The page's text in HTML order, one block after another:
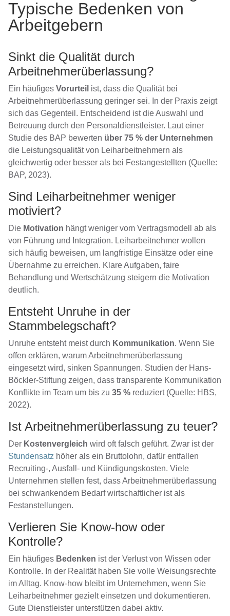
Typische Bedenken von
Arbeitgebern
Sinkt die Qualität durch
Arbeitnehmerüberlassung?
Ein häufiges Vorurteil ist, dass die Qualität bei
Arbeitnehmerüberlassung geringer sei. In der Praxis zeigt
sich das Gegenteil. Entscheidend ist die Auswahl und
Betreuung durch den Personaldienstleister. Laut einer
Studie des BAP bewerten über 75 % der Unternehmen
die Leistungsqualität von Leiharbeitnehmern als
gleichwertig oder besser als bei Festangestellten (Quelle:
BAP, 2023).
Sind Leiharbeitnehmer weniger
motiviert?
Die Motivation hängt weniger vom Vertragsmodell ab als
von Führung und Integration. Leiharbeitnehmer wollen
sich häufig beweisen, um langfristige Einsätze oder eine
Übernahme zu erreichen. Klare Aufgaben, faire
Behandlung und Wertschätzung steigern die Motivation
deutlich.
Entsteht Unruhe in der
Stammbelegschaft?
Unruhe entsteht meist durch Kommunikation. Wenn Sie
offen erklären, warum Arbeitnehmerüberlassung
eingesetzt wird, sinken Spannungen. Studien der Hans-
Böckler-Stiftung zeigen, dass transparente Kommunikation
Konflikte im Team um bis zu 35 % reduziert (Quelle: HBS,
2022).
Ist Arbeitnehmerüberlassung zu teuer?
Der Kostenvergleich wird oft falsch geführt. Zwar ist der
Stundensatz höher als ein Bruttolohn, dafür entfallen
Recruiting-, Ausfall- und Kündigungskosten. Viele
Unternehmen stellen fest, dass Arbeitnehmerüberlassung
bei schwankendem Bedarf wirtschaftlicher ist als
Festanstellungen.
Verlieren Sie Know-how oder
Kontrolle?
Ein häufiges Bedenken ist der Verlust von Wissen oder
Kontrolle. In der Realität haben Sie volle Weisungsrechte
im Alltag. Know-how bleibt im Unternehmen, wenn Sie
Leiharbeitnehmer gezielt einsetzen und dokumentieren.
Gute Dienstleister unterstützen dabei aktiv.